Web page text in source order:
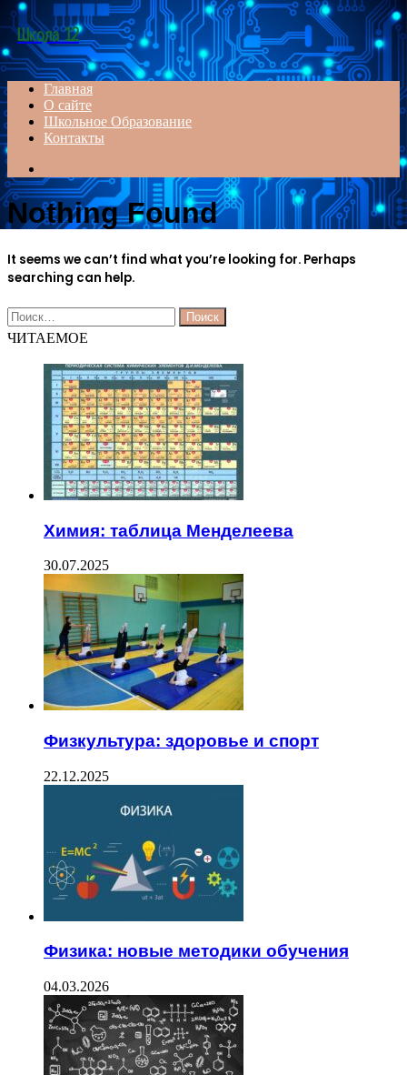
Menu
Школа 12
Главная
О сайте
Школьное Образование
Контакты
for
Nothing Found
It seems we can’t find what you’re looking for. Perhaps
searching can help.
Найти:
ЧИТАЕМОЕ
Химия: таблица Менделеева
30.07.2025
Физкультура: здоровье и спорт
22.12.2025
Физика: новые методики обучения
04.03.2026